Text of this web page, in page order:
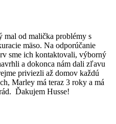
od malička problémy s
mäso. Na odporúčanie
sme ich kontaktovali, výborný
a dokonca nám dali zľavu
priviezli až domov každú
Marley má teraz 3 roky a má
Ďakujem Husse!